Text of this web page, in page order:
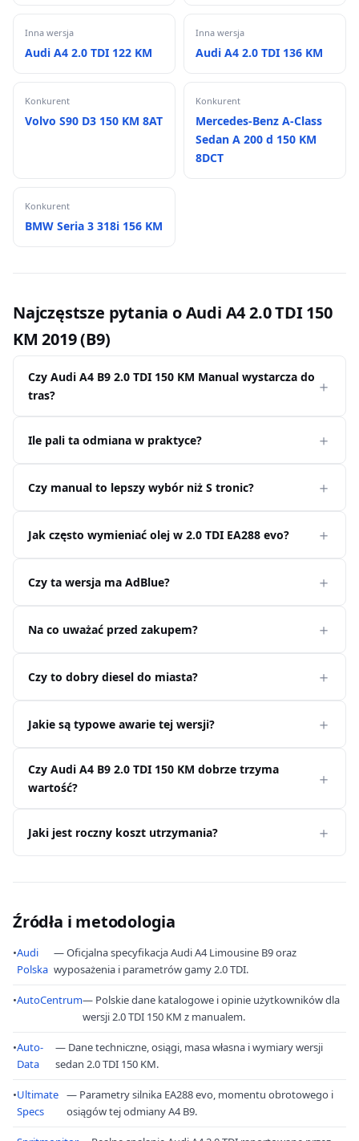
Inna wersja
Audi A4 2.0 TDI 122 KM
Inna wersja
Audi A4 2.0 TDI 136 KM
Konkurent
Volvo S90 D3 150 KM 8AT
Konkurent
Mercedes-Benz A-Class
Sedan A 200 d 150 KM
8DCT
Konkurent
BMW Seria 3 318i 156 KM
Najczęstsze pytania o Audi A4 2.0 TDI 150
KM 2019 (B9)
Czy Audi A4 B9 2.0 TDI 150 KM Manual wystarcza do
tras?
Ile pali ta odmiana w praktyce?
Czy manual to lepszy wybór niż S tronic?
Jak często wymieniać olej w 2.0 TDI EA288 evo?
Czy ta wersja ma AdBlue?
Na co uważać przed zakupem?
Czy to dobry diesel do miasta?
Jakie są typowe awarie tej wersji?
Czy Audi A4 B9 2.0 TDI 150 KM dobrze trzyma
wartość?
Jaki jest roczny koszt utrzymania?
Źródła i metodologia
•Audi
Polska
— Oficjalna specyfikacja Audi A4 Limousine B9 oraz
wyposażenia i parametrów gamy 2.0 TDI.
•AutoCentrum— Polskie dane katalogowe i opinie użytkowników dla
wersji 2.0 TDI 150 KM z manualem.
•Auto-
Data
— Dane techniczne, osiągi, masa własna i wymiary wersji
sedan 2.0 TDI 150 KM.
•Ultimate
Specs
— Parametry silnika EA288 evo, momentu obrotowego i
osiągów tej odmiany A4 B9.